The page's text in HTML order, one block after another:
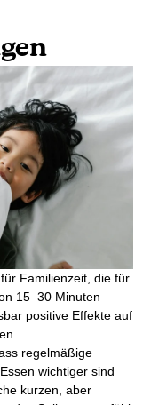
Familienzeit, die für
15–30 Minuten
positive Effekte auf
regelmäßige
wichtiger sind
kurzen, aber